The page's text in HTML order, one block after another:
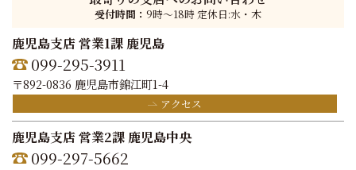
受付時間： 9時〜18時 定休日:水・木
鹿児島支店 営業1課 鹿児島
099-295-3911
〒892-0836 鹿児島市錦江町1-4
アクセス
鹿児島支店 営業2課 鹿児島中央
099-297-5662